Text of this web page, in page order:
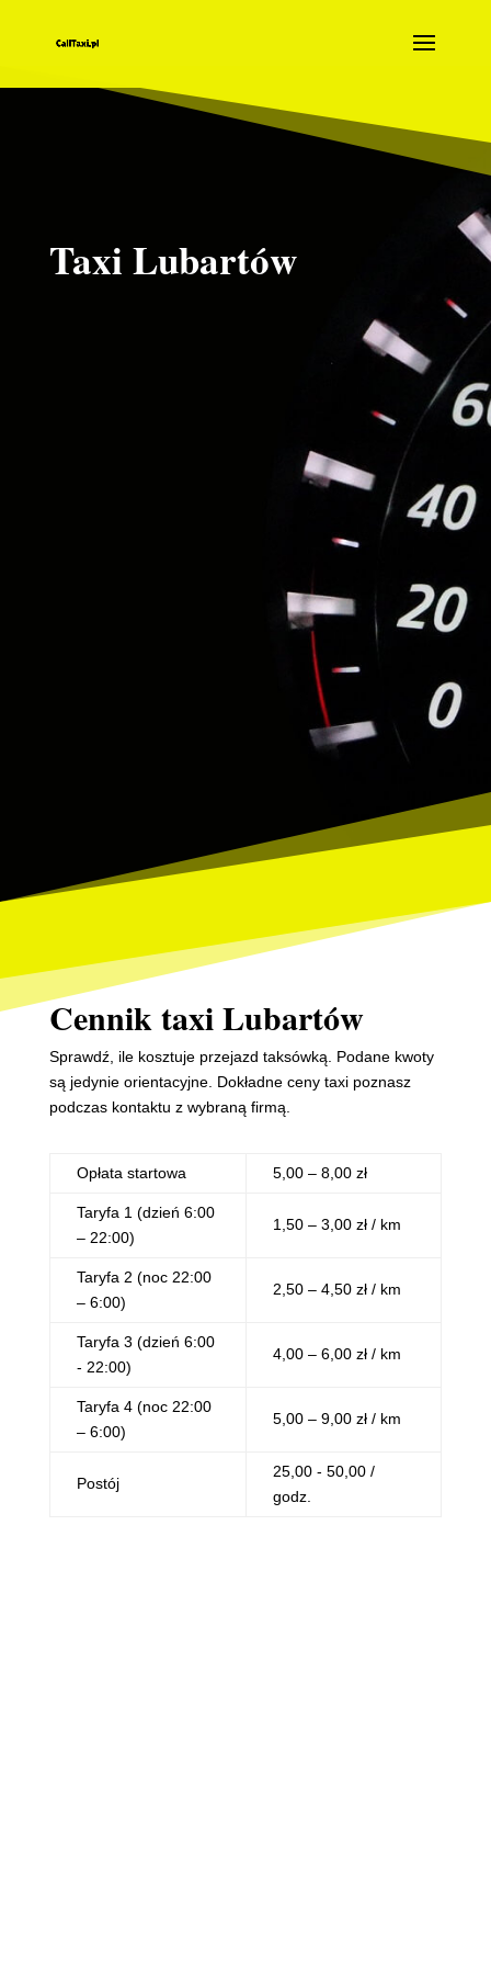
Taxi Lubartów
Cennik taxi Lubartów
Sprawdź, ile kosztuje przejazd taksówką. Podane kwoty
są jedynie orientacyjne. Dokładne ceny taxi poznasz
podczas kontaktu z wybraną firmą.
Opłata startowa 5,00 – 8,00 zł
Taryfa 1 (dzień 6:00
– 22:00)
1,50 – 3,00 zł / km
Taryfa 2 (noc 22:00
– 6:00)
2,50 – 4,50 zł / km
Taryfa 3 (dzień 6:00
- 22:00)
4,00 – 6,00 zł / km
Taryfa 4 (noc 22:00
– 6:00)
5,00 – 9,00 zł / km
Postój
25,00 - 50,00 /
godz.